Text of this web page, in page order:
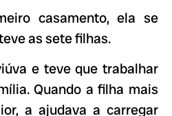
casamento, ela se
as sete filhas.
e teve que trabalhar
Quando a filha mais
a ajudava a carregar